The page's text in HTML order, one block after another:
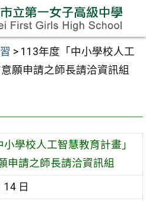
> 113年度「中小學校人工
願申請之師長請洽資訊組
學校人工智慧教育計畫」
申請之師長請洽資訊組
14 日